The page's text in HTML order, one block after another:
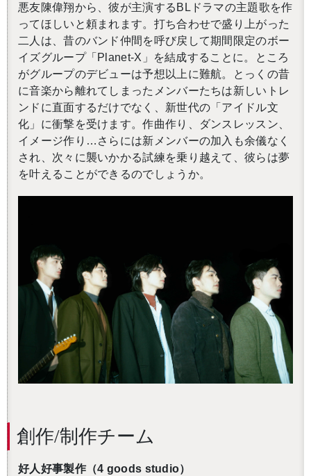
悪友陳偉翔から、彼が主演する BL ドラマの主題歌を作
ってほしいと頼まれます。打ち合わせで盛り上がった
二人は、昔のバンド仲間を呼び戻して期間限定のボー
イズグループ「 Planet-X 」を結成することに。ところ
がグループのデビューは予想以上に難航。とっくの昔
に音楽から離れてしまったメンバーたちは新しいトレ
ンドに直面するだけでなく、新世代の「アイドル文
化」に衝撃を受けます。作曲作り、ダンスレッスン、
イメージ作り…さらには新メンバーの加入も余儀なく
され、次々に襲いかかる試練を乗り越えて、彼らは夢
を叶えることができるのでしょうか。
創作/制作チーム
好人好事製作（4 goods studio）